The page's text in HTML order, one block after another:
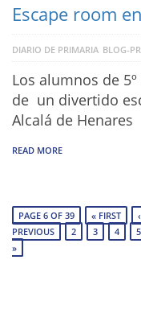
Escape room
DIARIO DE PRIMARIA BLOG-
Los alumnos de
de un divertido
Alcalá de
READ MORE
PAGE 6 OF 39 « FIRST
‹
PREVIOUS
2 3 4 5
»